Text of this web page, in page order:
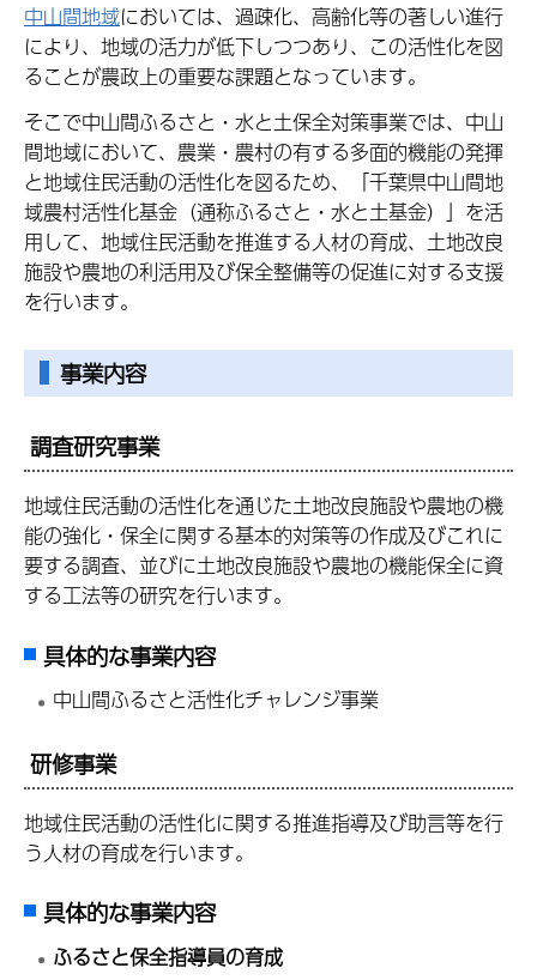
中山間地域においては、過疎化、高齢化等の著しい進行
により、地域の活力が低下しつつあり、この活性化を図
ることが農政上の重要な課題となっています。
そこで中山間ふるさと・水と土保全対策事業では、中山
間地域において、農業・農村の有する多面的機能の発揮
と地域住民活動の活性化を図るため、「千葉県中山間地
域農村活性化基金（通称ふるさと・水と土基金）」を活
用して、地域住民活動を推進する人材の育成、土地改良
施設や農地の利活用及び保全整備等の促進に対する支援
を行います。
事業内容
調査研究事業
地域住民活動の活性化を通じた土地改良施設や農地の機
能の強化・保全に関する基本的対策等の作成及びこれに
要する調査、並びに土地改良施設や農地の機能保全に資
する工法等の研究を行います。
具体的な事業内容
中山間ふるさと活性化チャレンジ事業
研修事業
地域住民活動の活性化に関する推進指導及び助言等を行
う人材の育成を行います。
具体的な事業内容
ふるさと保全指導員の育成